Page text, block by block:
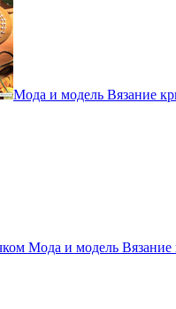
Мода и модель Вязание
Мода и модель Вязание